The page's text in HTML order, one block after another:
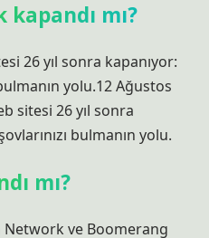
mı?
26 yıl sonra kapanıyor:
yolu.12 Ağustos
sitesi 26 yıl sonra
bulmanın yolu.
mı?
ve Boomerang